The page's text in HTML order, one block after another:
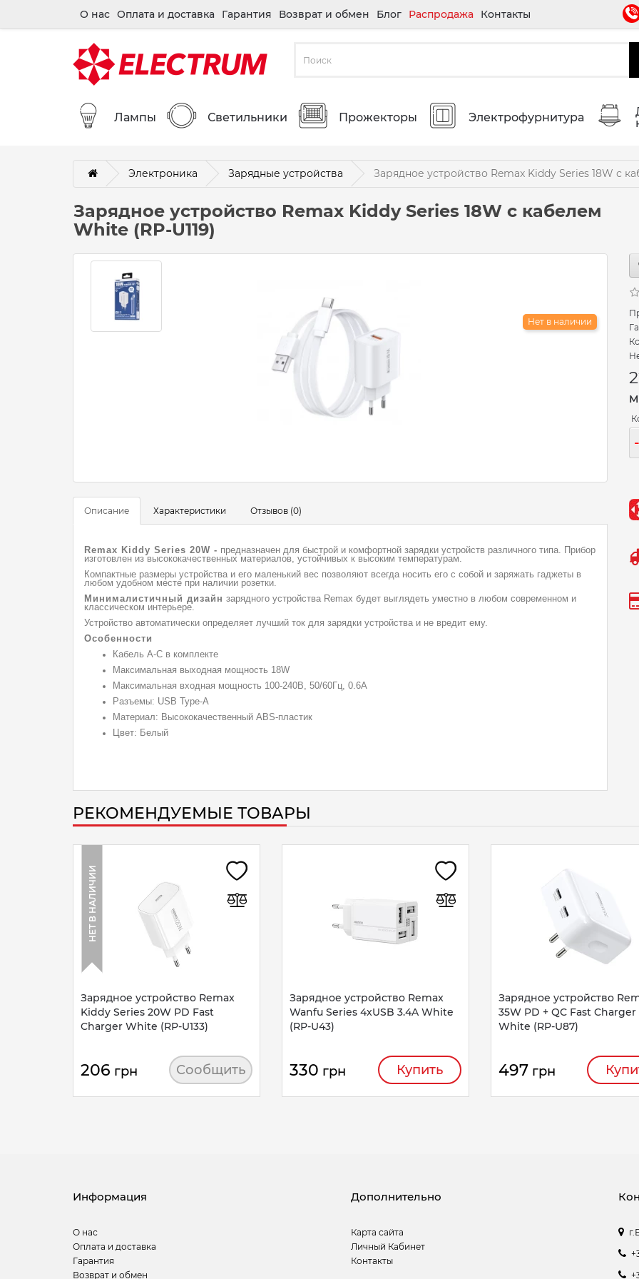
О нас Оплата и доставка Гарантия Возврат и обмен Блог Распродажа Контакты
Лампы Светильники Прожекторы Электрофурнитура
Электроника Зарядные устройства Зарядное устройство Remax Kiddy Series 18W с
Зарядное устройство Remax Kiddy Series 18W с кабелем
White (RP-U119)
Нет в наличии
Описание Характеристики Отзывов (0)
Remax Kiddy Series 20W - предназначен для быстрой и комфортной зарядки устройств различного типа. Прибор
изготовлен из высококачественных материалов, устойчивых к высоким температурам.
Компактные размеры устройства и его маленький вес позволяют всегда носить его с собой и заряжать гаджеты в
любом удобном месте при наличии розетки.
Минималистичный дизайн зарядного устройства Remax будет выглядеть уместно в любом современном и
классическом интерьере.
Устройство автоматически определяет лучший ток для зарядки устройства и не вредит ему.
Особенности
Кабель A-C в комплекте
Максимальная выходная мощность 18W
Максимальная входная мощность 100-240В, 50/60Гц, 0.6А
Разъемы: USB Type-A
Материал: Высококачественный ABS-пластик
Цвет: Белый
-
РЕКОМЕНДУЕМЫЕ ТОВАРЫ
Зарядное устройство Remax
Kiddy Series 20W PD Fast
Charger White (RP-U133)
206 грн Сообщить
НЕТ В НАЛИЧИИ
Зарядное устройство Remax
Wanfu Series 4xUSB 3.4A White
(RP-U43)
330 грн Купить
Зарядное устройство
35W PD + QC Fast Charger
White (RP-U87)
497 грн
Информация
О нас
Оплата и доставка
Гарантия
Возврат и обмен
Дополнительно
Карта сайта
Личный Кабинет
Контакты